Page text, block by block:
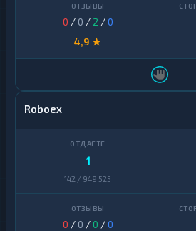
0 / 0 / 2 /0
4,9 ★
Roboex
1
142 / 949 525
0 / 0 /0 /0